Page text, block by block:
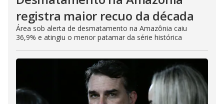
registra maior recuo da década
Área sob alerta de desmatamento na Amazônia caiu
36,9% e atingiu o menor patamar da série histórica